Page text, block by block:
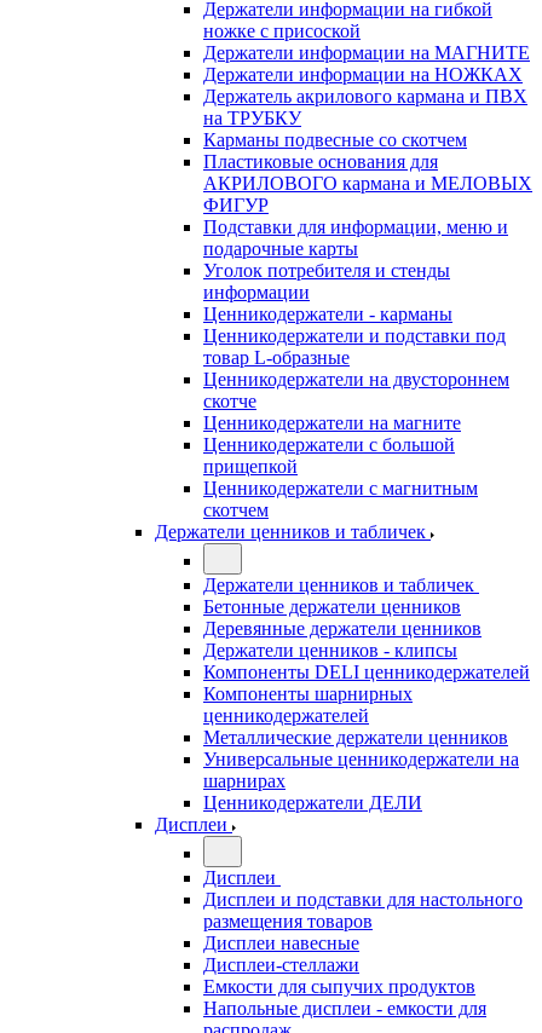
Держатели информации на гибкой
ножке с присоской
Держатели информации на МАГНИТЕ
Держатели информации на НОЖКАХ
Держатель акрилового кармана и ПВХ
на ТРУБКУ
Карманы подвесные со скотчем
Пластиковые основания для
АКРИЛОВОГО кармана и МЕЛОВЫХ
ФИГУР
Подставки для информации, меню и
подарочные карты
Уголок потребителя и стенды
информации
Ценникодержатели - карманы
Ценникодержатели и подставки под
товар L-образные
Ценникодержатели на двустороннем
скотче
Ценникодержатели на магните
Ценникодержатели с большой
прищепкой
Ценникодержатели с магнитным
скотчем
Держатели ценников и табличек
Держатели ценников и табличек
Бетонные держатели ценников
Деревянные держатели ценников
Держатели ценников - клипсы
Компоненты DELI ценникодержателей
Компоненты шарнирных
ценникодержателей
Металлические держатели ценников
Универсальные ценникодержатели на
шарнирах
Ценникодержатели ДЕЛИ
Дисплеи
Дисплеи
Дисплеи и подставки для настольного
размещения товаров
Дисплеи навесные
Дисплеи-стеллажи
Емкости для сыпучих продуктов
Напольные дисплеи - емкости для